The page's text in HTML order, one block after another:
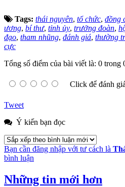
Tags: thái nguyên, tổ chức, đồng
ương, bí thư, tỉnh ủy, trưởng đoàn,
đạo, tham nhũng, đánh giá, thường
cực
Tổng số điểm của bài viết là: 0 trong
Click để đánh
Tweet
Ý kiến bạn đọc
Bạn cần đăng nhập với tư cách là
bình luận
Những tin mới hơn